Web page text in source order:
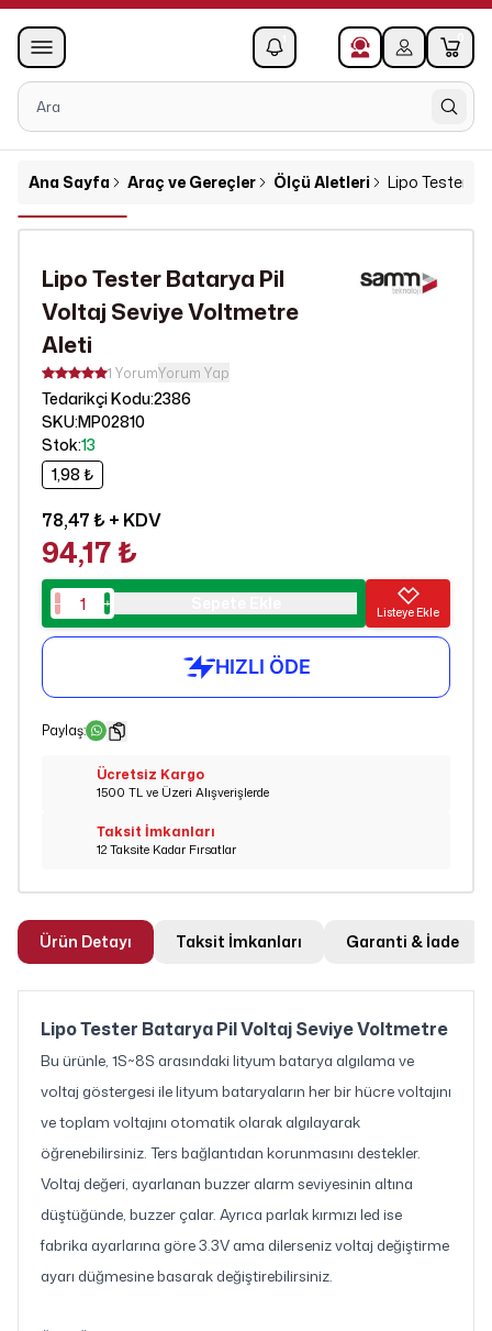
0
Ana Sayfa Araç ve Gereçler Ölçü Aletleri Lipo Tester
Lipo Tester Batarya Pil
Voltaj Seviye Voltmetre
Aleti
1 YorumYorum Yap
Tedarikçi Kodu:2386
SKU:MP02810
Stok:13
1,98 ₺
78,47 ₺+ KDV
94,17 ₺
Listeye Ekle
Paylaş:
Ücretsiz Kargo
1500 TL ve Üzeri Alışverişlerde
Taksit İmkanları
12 Taksite Kadar Fırsatlar
Ürün Detayı Taksit İmkanları Garanti & İade
Lipo Tester Batarya Pil Voltaj Seviye Voltmetre
Bu ürünle, 1S~8S arasındaki lityum batarya algılama ve
voltaj göstergesi ile lityum bataryaların her bir hücre voltajını
ve toplam voltajını otomatik olarak algılayarak
öğrenebilirsiniz. Ters bağlantıdan korunmasını destekler.
Voltaj değeri, ayarlanan buzzer alarm seviyesinin altına
düştüğünde, buzzer çalar. Ayrıca parlak kırmızı led ise
fabrika ayarlarına göre 3.3V ama dilerseniz voltaj değiştirme
ayarı düğmesine basarak değiştirebilirsiniz.